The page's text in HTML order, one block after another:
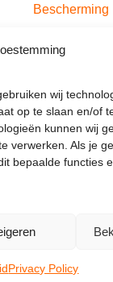
wij
op te slaan en/of
kunnen wij
verwerken. Als je
bepaalde functies
Privacy Policy
Bescherming